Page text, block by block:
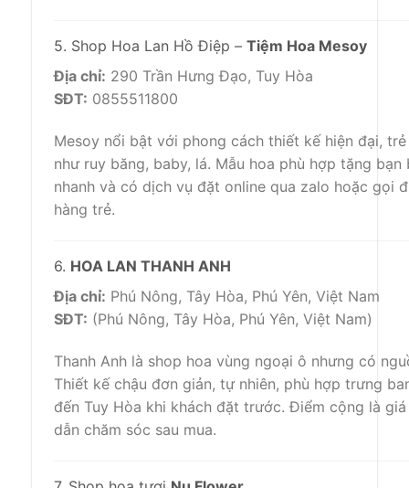
5. Shop Hoa Lan Hồ Điệp – Tiệm Hoa Mesoy
Địa chỉ: 290 Trần Hưng Đạo, Tuy Hòa
SĐT: 0855511800
Mesoy nổi bật với phong cách thiết kế hiện đại,
như ruy băng, baby, lá. Mẫu hoa phù hợp tặng
nhanh và có dịch vụ đặt online qua zalo hoặc gọi
hàng trẻ.
6. HOA LAN THANH ANH
Địa chỉ: Phú Nông, Tây Hòa, Phú Yên, Việt Nam
SĐT: (Phú Nông, Tây Hòa, Phú Yên, Việt Nam)
Thanh Anh là shop hoa vùng ngoại ô nhưng có
Thiết kế chậu đơn giản, tự nhiên, phù hợp trưng
đến Tuy Hòa khi khách đặt trước. Điểm cộng là
dẫn chăm sóc sau mua.